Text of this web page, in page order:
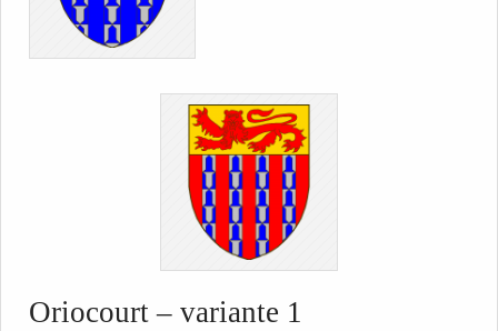
Oriocourt – variante 1